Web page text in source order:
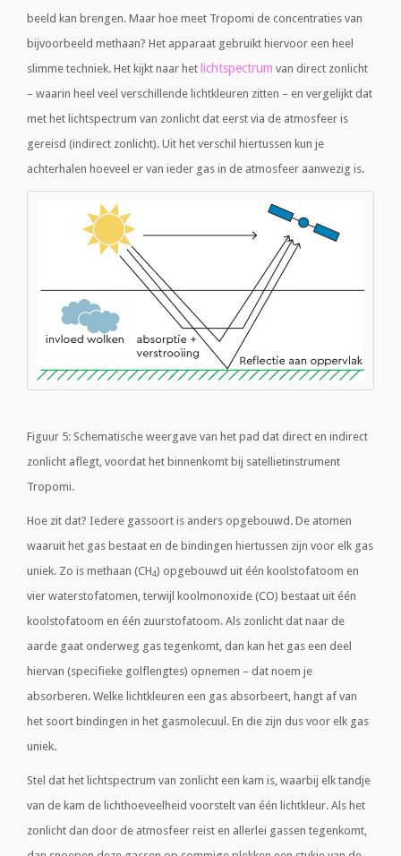
beeld kan brengen. Maar hoe meet Tropomi de concentraties van
bijvoorbeeld methaan? Het apparaat gebruikt hiervoor een heel
slimme techniek. Het kijkt naar het lichtspectrum van direct zonlicht
– waarin heel veel verschillende lichtkleuren zitten – en vergelijkt dat
met het lichtspectrum van zonlicht dat eerst via de atmosfeer is
gereisd (indirect zonlicht). Uit het verschil hiertussen kun je
achterhalen hoeveel er van ieder gas in de atmosfeer aanwezig is.
Figuur 5: Schematische weergave van het pad dat direct en indirect
zonlicht aflegt, voordat het binnenkomt bij satellietinstrument
Tropomi.
Hoe zit dat? Iedere gassoort is anders opgebouwd. De atomen
waaruit het gas bestaat en de bindingen hiertussen zijn voor elk gas
uniek. Zo is methaan (CH4) opgebouwd uit één koolstofatoom en
vier waterstofatomen, terwijl koolmonoxide (CO) bestaat uit één
koolstofatoom en één zuurstofatoom. Als zonlicht dat naar de
aarde gaat onderweg gas tegenkomt, dan kan het gas een deel
hiervan (specifieke golflengtes) opnemen – dat noem je
absorberen. Welke lichtkleuren een gas absorbeert, hangt af van
het soort bindingen in het gasmolecuul. En die zijn dus voor elk gas
uniek.
Stel dat het lichtspectrum van zonlicht een kam is, waarbij elk tandje
van de kam de lichthoeveelheid voorstelt van één lichtkleur. Als het
zonlicht dan door de atmosfeer reist en allerlei gassen tegenkomt,